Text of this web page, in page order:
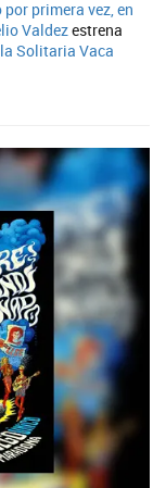
primera vez, en
Valdezestrena
Solitaria Vaca